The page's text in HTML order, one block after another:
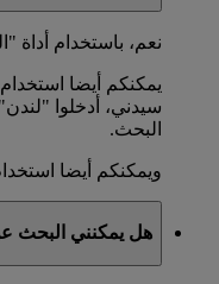
نعم، باستخدام
يمكنكم أيضا
سيدني، أدخلوا
البحث.
ويمكنكم أيضا
هل يمكنني البحث